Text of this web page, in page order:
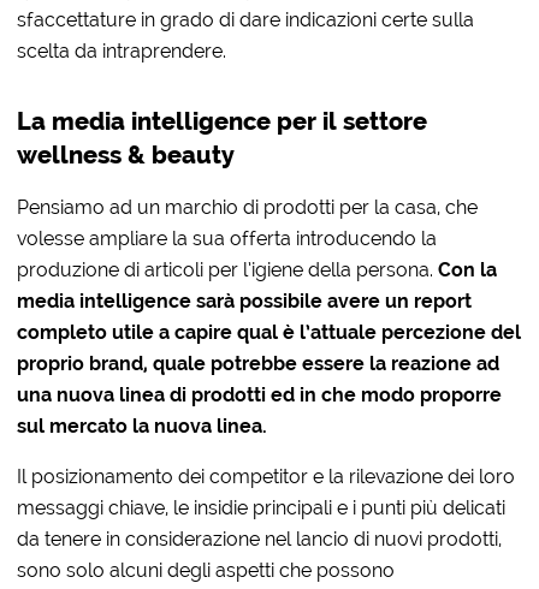
sfaccettature in grado di dare indicazioni certe sulla
scelta da intraprendere.
La media intelligence per il settore
wellness & beauty
Pensiamo ad un marchio di prodotti per la casa, che
volesse ampliare la sua offerta introducendo la
produzione di articoli per l’igiene della persona.Con la
media intelligence sarà possibile avere un report
completo utile a capire qual è l’attuale percezione del
proprio brand, quale potrebbe essere la reazione ad
una nuova linea di prodotti ed in che modo proporre
sul mercato la nuova linea.
Il posizionamento dei competitor e la rilevazione dei loro
messaggi chiave, le insidie principali e i punti più delicati
da tenere in considerazione nel lancio di nuovi prodotti,
sono solo alcuni degli aspetti che possono